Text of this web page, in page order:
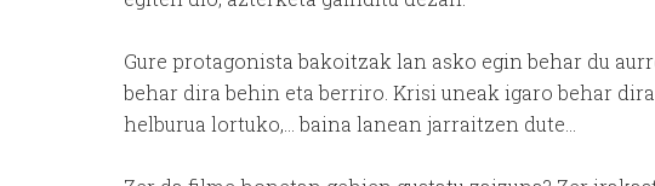
Gure protagonista bakoitzak lan asko egin behar du
behar dira behin eta berriro. Krisi uneak igaro behar
helburua lortuko,… baina lanean jarraitzen dute…